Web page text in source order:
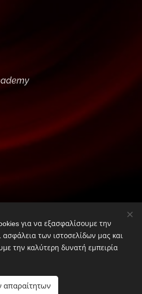
για να εξασφαλίσουμε την
ασφάλεια των ιστοσελίδων μας και
την καλύτερη δυνατή εμπειρία
απαραίτητων